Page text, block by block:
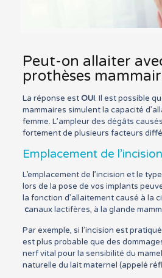
Peut-on allaiter
prothèses
La réponse estOUI. Il est possible
mammaires simulent la capacité
femme. L’ampleur des dégâts
fortement de plusieurs facteurs
Emplacement de l’incision
L’emplacement de l’incision et le
lors de la pose de vos implants
la fonction d’allaitement causé à la
canaux lactifères, à la glande
Par exemple, si l’incision est
est plus probable que des
nerf vital pour la sensibilité du
naturelle du lait maternel (appelé